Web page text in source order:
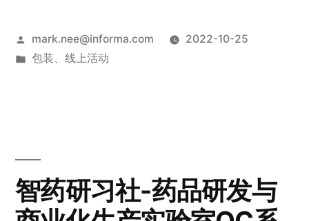
mark.nee@informa.com
2022-10-25
包装、 线上活动
智药研习社-药品研发与